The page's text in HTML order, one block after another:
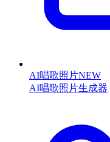
AI唱歌照片NEW
AI唱歌照片生成器